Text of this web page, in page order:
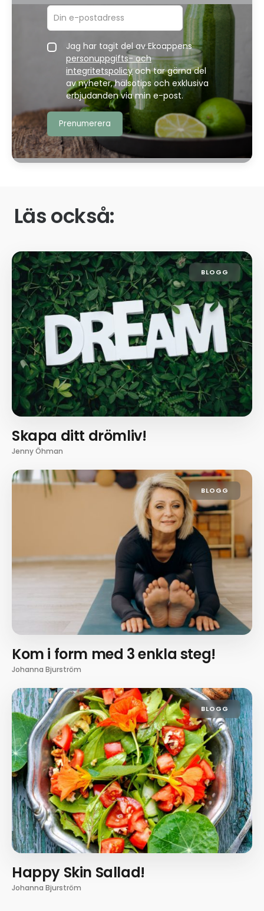
Jag har tagit del av Ekoappens
personuppgifts- och
integritetspolicyoch tar gärna del
av nyheter, hälsotips och exklusiva
erbjudanden via min e-post.
Läs också:
BLOGG
Skapa ditt drömliv!
Jenny Öhman
BLOGG
Kom i form med 3 enkla steg!
Johanna Bjurström
BLOGG
Happy Skin Sallad!
Johanna Bjurström